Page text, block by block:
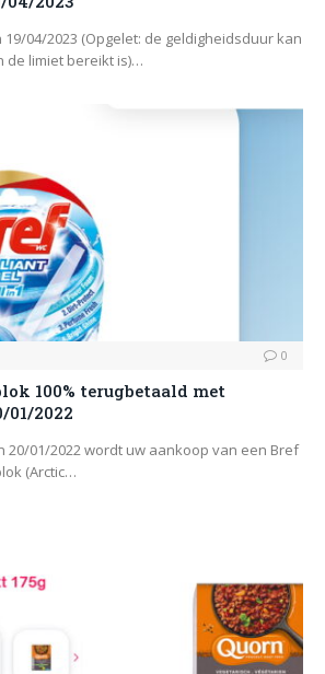
19/04/2023 (Opgelet: de geldigheidsduur kan
de limiet bereikt is)…
0
100% terugbetaald met
01/2022
20/01/2022 wordt uw aankoop van een Bref
(Arctic…